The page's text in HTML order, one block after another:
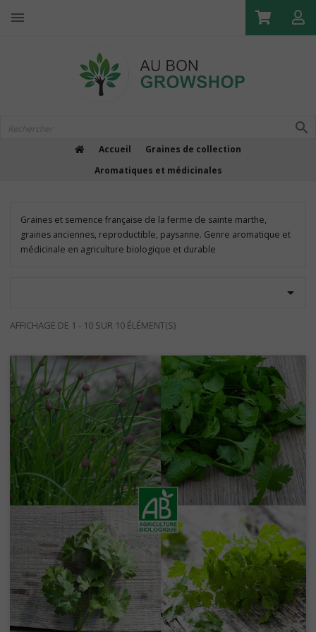

Accueil
Graines de collection
Aromatiques et médicinales
Graines et semence française de la ferme de sainte marthe,
graines anciennes, reproductible, paysanne. Genre aromatique et
médicinale en agriculture biologique et durable

AFFICHAGE DE 1 - 10 SUR 10 ÉLÉMENT(S)